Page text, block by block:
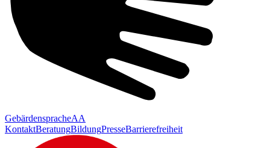
GebärdenspracheAA
KontaktBeratungBildungPresseBarrierefreiheit